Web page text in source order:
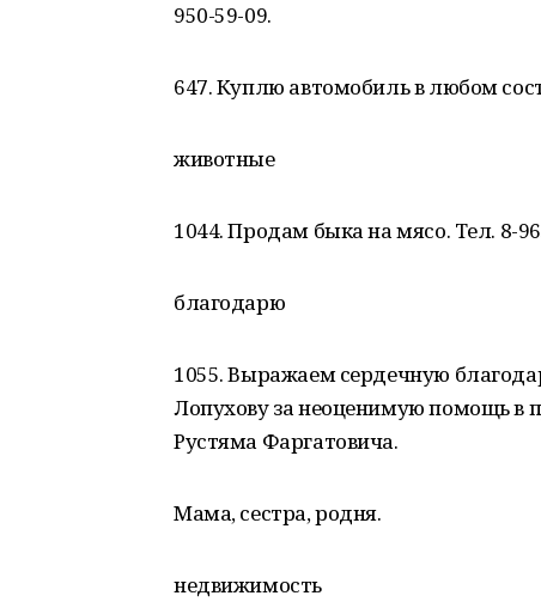
950-59-09.
647. Куплю автомобиль в любом
животные
1044. Продам быка на мясо. Тел. 8-
благодарю
1055. Выражаем сердечную
Лопухову за неоценимую помощь в
Рустяма Фаргатовича.
Мама, сестра, родня.
недвижимость